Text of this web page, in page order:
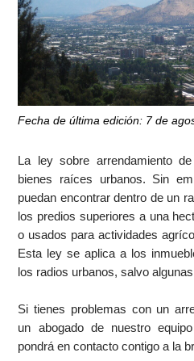
Fecha de última edición: 7 de
La ley sobre arrendamiento
bienes raíces urbanos. Sin
puedan encontrar dentro de un
los predios superiores a una
o usados para actividades
Esta ley se aplica a los
los radios urbanos, salvo
Si tienes problemas con un
un abogado de nuestro
pondrá en contacto contigo a la